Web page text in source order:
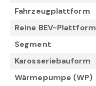
Fahrzeugplattform
Reine BEV-Plattform
Segment
Karosseriebauform
Wärmepumpe (WP)